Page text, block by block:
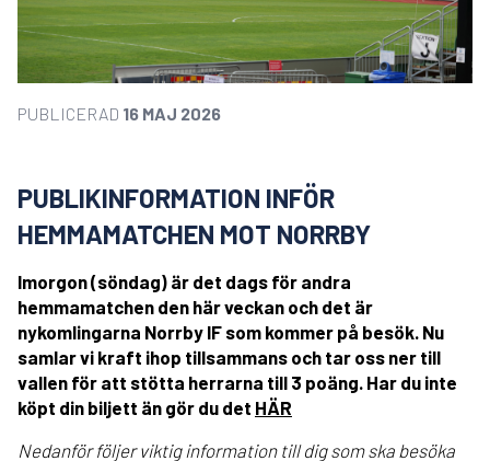
PUBLICERAD 16 MAJ 2026
PUBLIKINFORMATION INFÖR
HEMMAMATCHEN MOT NORRBY
Imorgon (söndag) är det dags för andra
hemmamatchen den här veckan och det är
nykomlingarna Norrby IF som kommer på besök. Nu
samlar vi kraft ihop tillsammans och tar oss ner till
vallen för att stötta herrarna till 3 poäng. Har du inte
köpt din biljett än gör du det HÄR
Nedanför följer viktig information till dig som ska besöka